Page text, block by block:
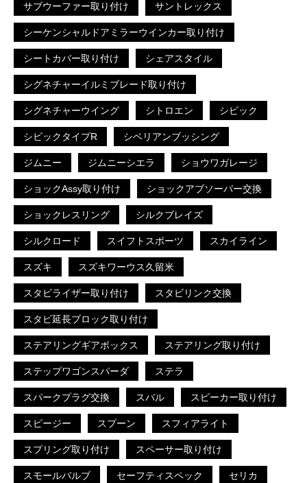
サブウーファー取り付け サントレックス
シーケンシャルドアミラーウインカー取り付け
シートカバー取り付け シェアスタイル
シグネチャーイルミブレード取り付け
シグネチャーウイング シトロエン シビック
シビックタイプR シベリアンブッシング
ジムニー ジムニーシエラ ショウワガレージ
ショックAssy取り付け ショックアブソーバー交換
ショックレスリング シルクブレイズ
シルクロード スイフトスポーツ スカイライン
スズキ スズキワーウス久留米
スタビライザー取り付け スタビリンク交換
スタビ延長ブロック取り付け
ステアリングギアボックス ステアリング取り付け
ステップワゴンスパーダ ステラ
スパークプラグ交換 スバル スピーカー取り付け
スピージー スプーン スフィアライト
スプリング取り付け スペーサー取り付け
スモールバルブ セーフティスペック セリカ